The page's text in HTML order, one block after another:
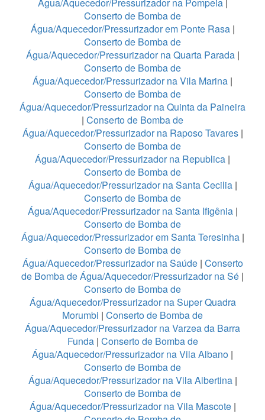
Água/Aquecedor/Pressurizador na Pompeia|
Conserto de Bomba de
Água/Aquecedor/Pressurizador em Ponte Rasa|
Conserto de Bomba de
Água/Aquecedor/Pressurizador na Quarta Parada|
Conserto de Bomba de
Água/Aquecedor/Pressurizador na Vila Marina |
Conserto de Bomba de
Água/Aquecedor/Pressurizador na Quinta da Paineira
| Conserto de Bomba de
Água/Aquecedor/Pressurizador na Raposo Tavares|
Conserto de Bomba de
Água/Aquecedor/Pressurizador na Republica |
Conserto de Bomba de
Água/Aquecedor/Pressurizador na Santa Cecilia|
Conserto de Bomba de
Água/Aquecedor/Pressurizador na Santa Ifigênia |
Conserto de Bomba de
Água/Aquecedor/Pressurizador em Santa Teresinha|
Conserto de Bomba de
Água/Aquecedor/Pressurizador na Saúde| Conserto
de Bomba de Água/Aquecedor/Pressurizador na Sé |
Conserto de Bomba de
Água/Aquecedor/Pressurizador na Super Quadra
Morumbi | Conserto de Bomba de
Água/Aquecedor/Pressurizador na Varzea da Barra
Funda| Conserto de Bomba de
Água/Aquecedor/Pressurizador na Vila Albano |
Conserto de Bomba de
Água/Aquecedor/Pressurizador na Vila Albertina|
Conserto de Bomba de
Água/Aquecedor/Pressurizador na Vila Mascote|